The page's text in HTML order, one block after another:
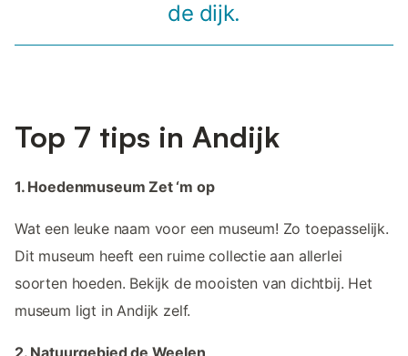
de dijk.
Top 7 tips in Andijk
1. Hoedenmuseum Zet ‘m op
Wat een leuke naam voor een museum! Zo toepasselijk.
Dit museum heeft een ruime collectie aan allerlei
soorten hoeden. Bekijk de mooisten van dichtbij. Het
museum ligt in Andijk zelf.
2. Natuurgebied de Weelen